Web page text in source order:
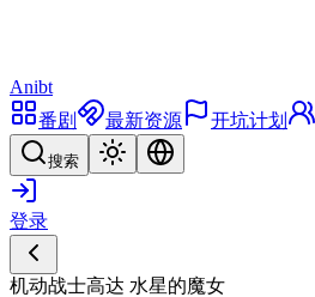
Anibt
番剧
最新资源 开坑计划
搜索
登录
机动战士高达 水星的魔女